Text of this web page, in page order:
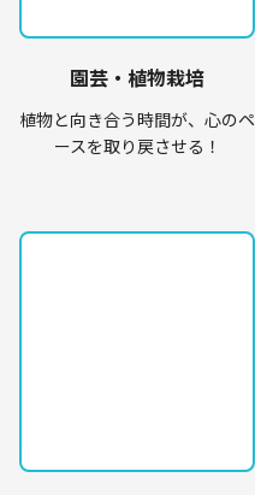
園芸・植物栽培
植物と向き合う時間が、心のペ
ースを取り戻させる！